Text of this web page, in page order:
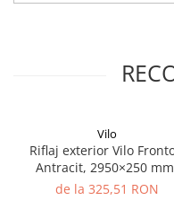
Vilo
Riflaj exterior Vilo
Antracit, 2950×250
PVC-U, 2.95 mp/cutie (4
de la 325,51 RON